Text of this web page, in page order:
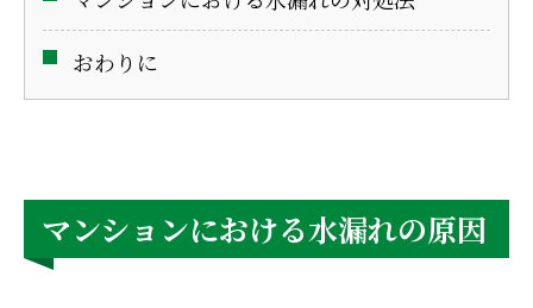
おわりに
マンションにおける水漏れの原因